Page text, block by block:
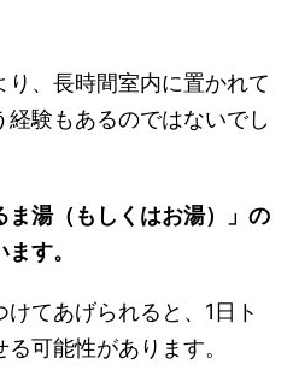
、長時間室内に置かれて
験もあるのではないでし
ま湯（もしくはお湯）」の
す。
てあげられると、1日ト
可能性があります。